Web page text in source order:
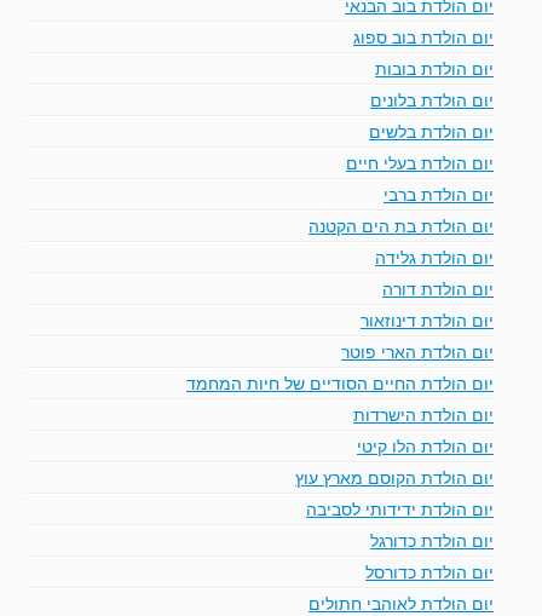
יום הולדת בוב ספוג
יום הולדת בובות
יום הולדת בלונים
יום הולדת בלשים
יום הולדת בעלי חיים
יום הולדת ברבי
יום הולדת בת הים הקטנה
יום הולדת גלידה
יום הולדת דורה
יום הולדת דינוזאור
יום הולדת הארי פוטר
יום הולדת החיים הסודיים של חיות המחמד
יום הולדת הישרדות
יום הולדת הלו קיטי
יום הולדת הקוסם מארץ עוץ
יום הולדת ידידותי לסביבה
יום הולדת כדורגל
יום הולדת כדורסל
יום הולדת לאוהבי חתולים